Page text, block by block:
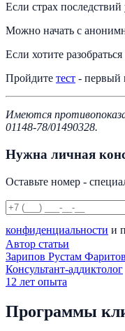
Если страх
Можно начать с
Если хотите
Пройдите тест - первый
Имеются
01148-78/01490328.
Нужна личная
Оставьте номер -
конфиденциальности и
Автор статьи
Зарипов Рустам
Консультант-аддиктолог
12 лет опыта
Программы